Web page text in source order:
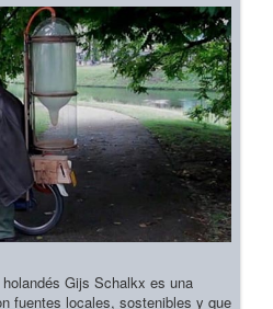
Gijs Schalkx es una
fuentes locales, sostenibles y que